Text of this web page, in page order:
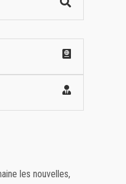
les nouvelles,